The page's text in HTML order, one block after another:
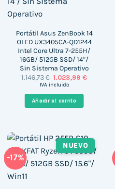
Portátil Asus ZenBook 14
OLED UX3405CA-QD1244
Intel Core Ultra 7-255H/
16GB/ 512GB SSD/ 14″/
Sin Sistema Operativo
1.146,73€ El
precio
era:
1.146,73 €.
1.023,99€El
IVA incluido
Añadir al carrito
-17%
NUEVO